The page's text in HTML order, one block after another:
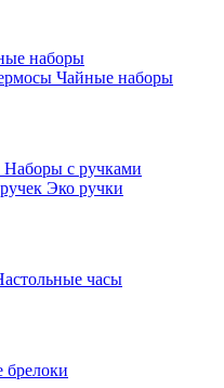
наборы
Чайные наборы
Наборы с ручками
Эко ручки
часы
брелоки